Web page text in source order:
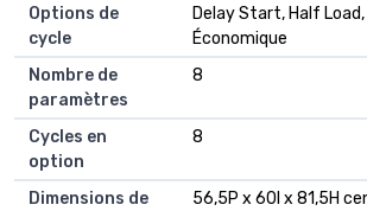
Options de
cycle
Delay Start, Half
‎Économique
Nombre de
paramètres
8
Cycles en
option
8
Dimensions de
56,5P x 60l x 81,5H